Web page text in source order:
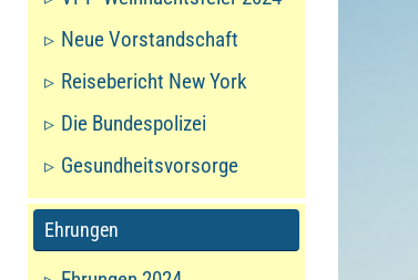
Neue Vorstandschaft
Reisebericht New York
Die Bundespolizei
Gesundheitsvorsorge
Ehrungen